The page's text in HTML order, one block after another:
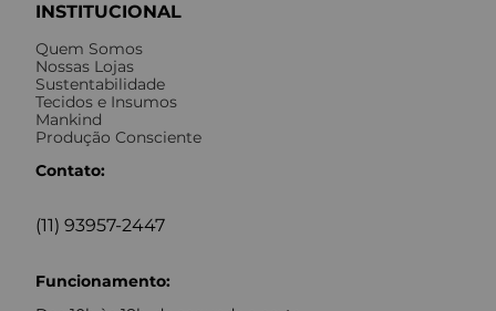
INSTITUCIONAL
Quem Somos
Nossas Lojas
Sustentabilidade
Tecidos e Insumos
Mankind
Produção Consciente
Contato:
(11) 93957-2447
Funcionamento: